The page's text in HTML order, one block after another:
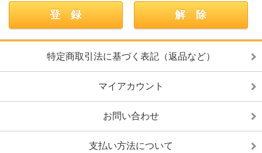
特定商取引法に基づく表記（返品など）
マイアカウント
お問い合わせ
支払い方法について